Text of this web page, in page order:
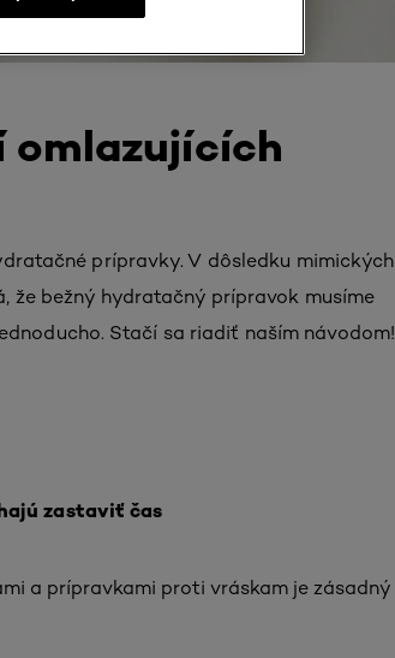
omlazujících
prípravky. V dôsledku mimických
že bežný hydratačný prípravok musíme
Stačí sa riadiť naším návodom!
zastaviť čas
a prípravkami proti vráskam je zásadný